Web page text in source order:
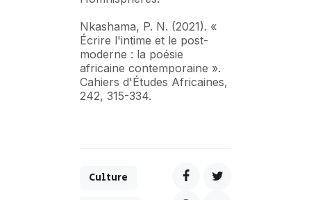
Nkashama, P. N. (2021). «
Écrire l'intime et le post-
moderne : la poésie
africaine contemporaine ».
Cahiers d'Études Africaines,
242, 315-334.
Culture